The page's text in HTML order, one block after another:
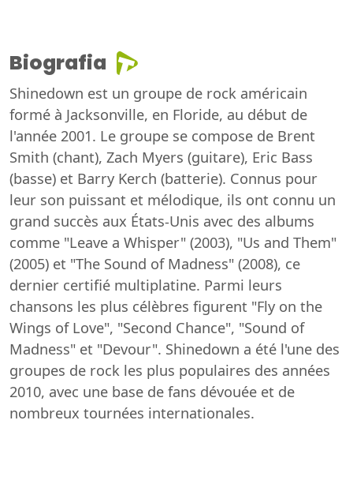
Biografia
Shinedown est un groupe de rock américain
formé à Jacksonville, en Floride, au début de
l'année 2001. Le groupe se compose de Brent
Smith (chant), Zach Myers (guitare), Eric Bass
(basse) et Barry Kerch (batterie). Connus pour
leur son puissant et mélodique, ils ont connu un
grand succès aux États-Unis avec des albums
comme "Leave a Whisper" (2003), "Us and Them"
(2005) et "The Sound of Madness" (2008), ce
dernier certifié multiplatine. Parmi leurs
chansons les plus célèbres figurent "Fly on the
Wings of Love", "Second Chance", "Sound of
Madness" et "Devour". Shinedown a été l'une des
groupes de rock les plus populaires des années
2010, avec une base de fans dévouée et de
nombreux tournées internationales.